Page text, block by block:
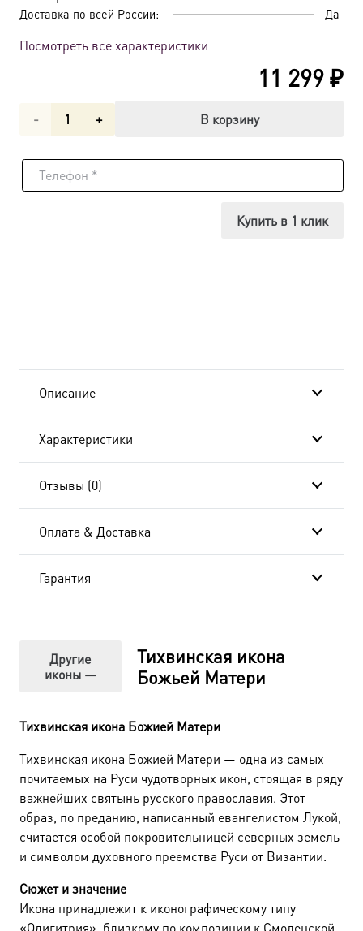
Доставка по всей России: Да
Посмотреть все характеристики
11 299₽
Количество
Икона
24х30
BK-
6382
В корзину
Купить в 1 клик
Описание
Характеристики
Отзывы (0)
Оплата & Доставка
Гарантия
Другие
иконы —
Тихвинская икона
Божьей Матери
Тихвинская икона Божией Матери
Тихвинская икона Божией Матери — одна из самых
почитаемых на Руси чудотворных икон, стоящая в ряду
важнейших святынь русского православия. Этот
образ, по преданию, написанный евангелистом Лукой,
считается особой покровительницей северных земель
и символом духовного преемства Руси от Византии.
Сюжет и значение
Икона принадлежит к иконографическому типу
«Одигитрия», близкому по композиции к Смоленской